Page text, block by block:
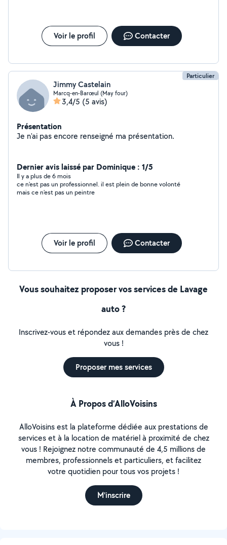
Voir le profil Contacter
Particulier
Jimmy Castelain
Marcq-en-Barœul (May four)
3,4/5 (5 avis)
Présentation
Je n'ai pas encore renseigné ma présentation.
Dernier avis laissé par Dominique : 1/5
Il y a plus de 6 mois
ce n'est pas un professionnel. il est plein de bonne volonté
mais ce n'est pas un peintre
Voir le profil Contacter
Vous souhaitez proposer vos services de Lavage
auto ?
Inscrivez-vous et répondez aux demandes près de chez
vous !
Proposer mes services
À Propos d’AlloVoisins
AlloVoisins est la plateforme dédiée aux prestations de
services et à la location de matériel à proximité de chez
vous ! Rejoignez notre communauté de 4,5 millions de
membres, professionnels et particuliers, et facilitez
votre quotidien pour tous vos projets !
M'inscrire